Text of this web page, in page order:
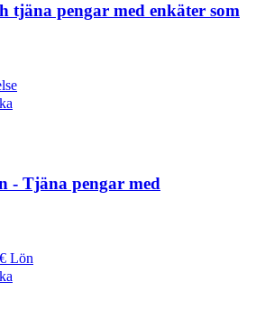
tjäna pengar med enkäter som
- Tjäna pengar med
Lön